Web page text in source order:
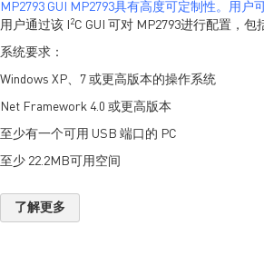
MP2793 GUI MP2793具有高度可定制性。用户
用户通过该 I
2C GUI 可对 MP2793进行配置，
系统要求：
Windows XP、7 或更高版本的操作系统
Net Framework 4.0 或更高版本
至少有一个可用 USB 端口的 PC
至少 22.2MB可用空间
了解更多